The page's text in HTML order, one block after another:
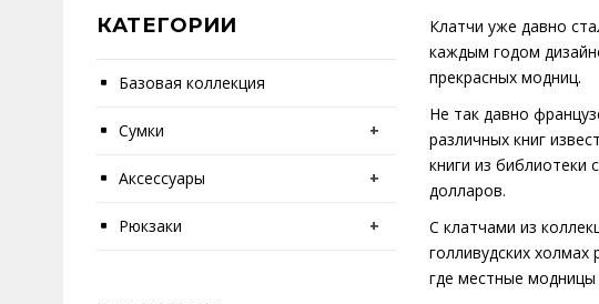
КАТЕГОРИИ
Базовая коллекция
Сумки +
Аксессуары +
Рюкзаки +
Клатчи уже давно
каждым годом
прекрасных модниц.
Не так давно
различных книг
книги из библиотеки
долларов.
С клатчами из
голливудских
где местные модницы